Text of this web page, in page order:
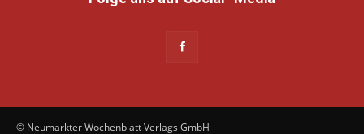
© Neumarkter Wochenblatt Verlags GmbH